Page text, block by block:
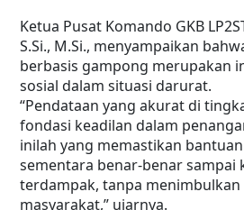
Ketua Pusat Komando GKB
S.Si., M.Si., menyampaikan
berbasis gampong merupakan
sosial dalam situasi darurat.
“Pendataan yang akurat di
fondasi keadilan dalam
inilah yang memastikan
sementara benar-benar sampai
terdampak, tanpa
masyarakat,” ujarnya.